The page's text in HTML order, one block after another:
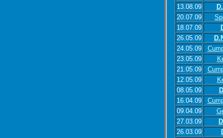
13.08.09
20.07.09
18.07.09
26.05.09
24.05.09
23.05.09
21.05.09
12.05.09
08.05.09
16.04.09
09.04.09
27.03.09
26.03.09